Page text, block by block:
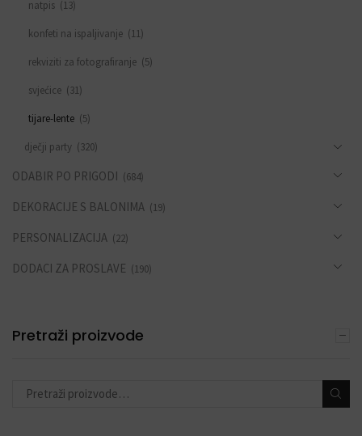
natpis (13)
konfeti na ispaljivanje (11)
rekviziti za fotografiranje (5)
svjećice (31)
tijare-lente (5)
dječji party (320)
ODABIR PO PRIGODI (684)
DEKORACIJE S BALONIMA (19)
PERSONALIZACIJA (22)
DODACI ZA PROSLAVE (190)
Pretraži proizvode